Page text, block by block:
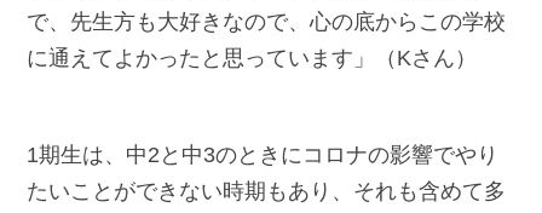
で、先生方も大好きなので、心の底からこの学校
に通えてよかったと思っています」（Kさん）
1期生は、中2と中3のときにコロナの影響でやり
たいことができない時期もあり、それも含めて多